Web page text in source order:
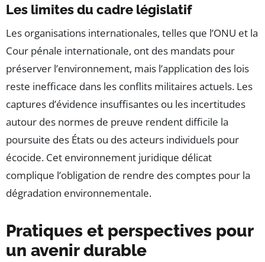
Les limites du cadre législatif
Les organisations internationales, telles que l’ONU et la
Cour pénale internationale, ont des mandats pour
préserver l’environnement, mais l’application des lois
reste inefficace dans les conflits militaires actuels. Les
captures d’évidence insuffisantes ou les incertitudes
autour des normes de preuve rendent difficile la
poursuite des États ou des acteurs individuels pour
écocide. Cet environnement juridique délicat
complique l’obligation de rendre des comptes pour la
dégradation environnementale.
Pratiques et perspectives pour
un avenir durable